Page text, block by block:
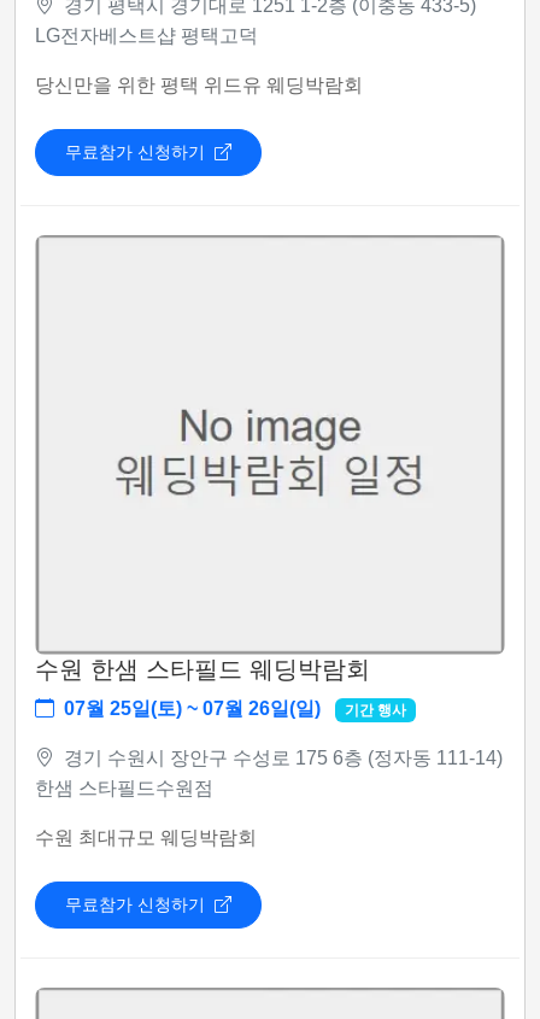
경기 평택시 경기대로 1251 1-2층 (이충동 433-5)
LG전자베스트샵 평택고덕
당신만을 위한 평택 위드유 웨딩박람회
무료참가 신청하기
수원 한샘 스타필드 웨딩박람회
07월 25일(토) ~ 07월 26일(일) 기간 행사
경기 수원시 장안구 수성로 175 6층 (정자동 111-14)
한샘 스타필드수원점
수원 최대규모 웨딩박람회
무료참가 신청하기